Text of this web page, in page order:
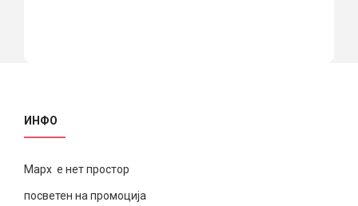
ИНФО
Марх е нет простор
посветен на промоција